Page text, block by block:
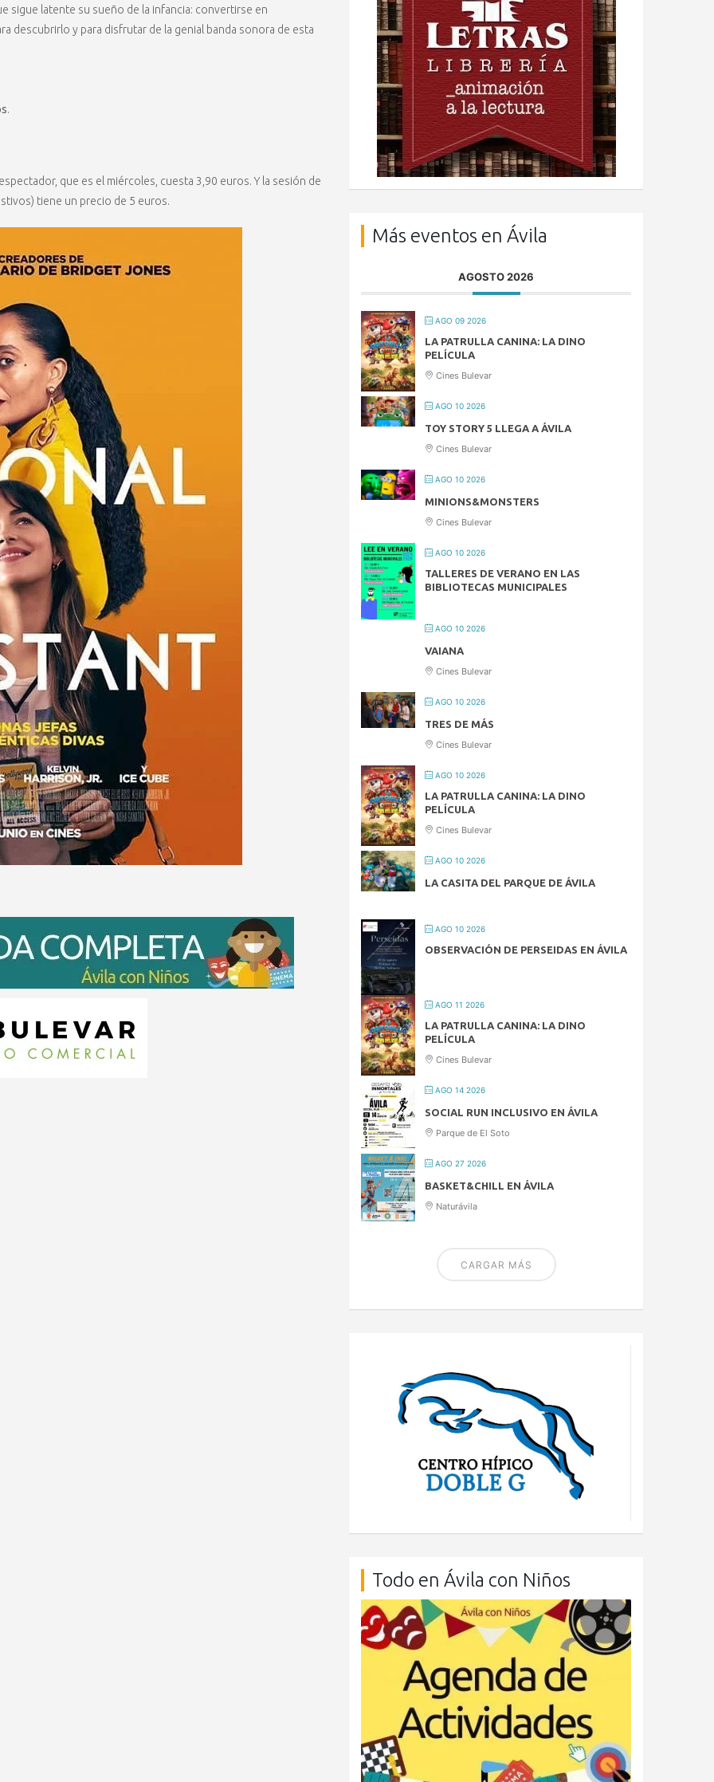
sigue latente su sueño de la infancia: convertirse en
descubrirlo y para disfrutar de la genial banda sonora de esta
.
que es el miércoles, cuesta 3,90 euros. Y la sesión de
tiene un precio de 5 euros.
Más eventos en Ávila
AGOSTO 2026
AGO 09 2026
LA PATRULLA CANINA: LA DINO
PELÍCULA
Cines Bulevar
AGO 10 2026
TOY STORY 5 LLEGA A ÁVILA
Cines Bulevar
AGO 10 2026
MINIONS&MONSTERS
Cines Bulevar
AGO 10 2026
TALLERES DE VERANO EN LAS
BIBLIOTECAS MUNICIPALES
AGO 10 2026
VAIANA
Cines Bulevar
AGO 10 2026
TRES DE MÁS
Cines Bulevar
AGO 10 2026
LA PATRULLA CANINA: LA DINO
PELÍCULA
Cines Bulevar
AGO 10 2026
LA CASITA DEL PARQUE DE ÁVILA
AGO 10 2026
OBSERVACIÓN DE PERSEIDAS EN ÁVILA
AGO 11 2026
LA PATRULLA CANINA: LA DINO
PELÍCULA
Cines Bulevar
AGO 14 2026
SOCIAL RUN INCLUSIVO EN ÁVILA
Parque de El Soto
AGO 27 2026
BASKET&CHILL EN ÁVILA
Naturávila
CARGAR MÁS
Todo en Ávila con Niños